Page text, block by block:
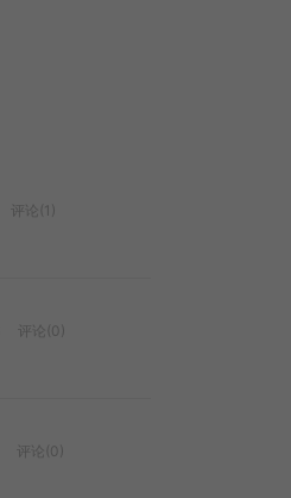
评论(1)
评论(0)
评论(0)